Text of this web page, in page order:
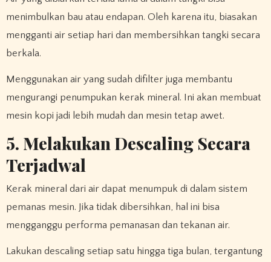
menimbulkan bau atau endapan. Oleh karena itu, biasakan
mengganti air setiap hari dan membersihkan tangki secara
berkala.
Menggunakan air yang sudah difilter juga membantu
mengurangi penumpukan kerak mineral. Ini akan membuat
mesin kopi jadi lebih mudah dan mesin tetap awet.
5. Melakukan Descaling Secara
Terjadwal
Kerak mineral dari air dapat menumpuk di dalam sistem
pemanas mesin. Jika tidak dibersihkan, hal ini bisa
mengganggu performa pemanasan dan tekanan air.
Lakukan descaling setiap satu hingga tiga bulan, tergantung